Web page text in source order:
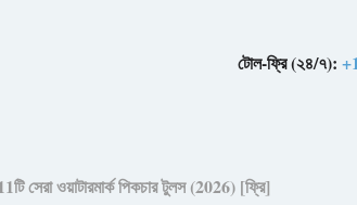
টোল-ফ্রি (২৪/৭):
সেরা ওয়াটারমার্ক পিকচার টুলস (2026) [ফ্রি]